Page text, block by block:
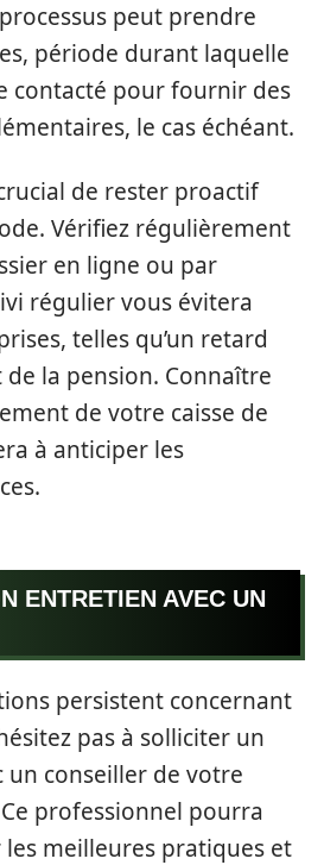
peut prendre
période durant laquelle
contacté pour fournir des
le cas échéant.
de rester proactif
Vérifiez régulièrement
en ligne ou par
régulier vous évitera
telles qu’un retard
la pension. Connaître
de votre caisse de
à anticiper les
ENTRETIEN AVEC UN
persistent concernant
pas à solliciter un
un conseiller de votre
professionnel pourra
meilleures pratiques et